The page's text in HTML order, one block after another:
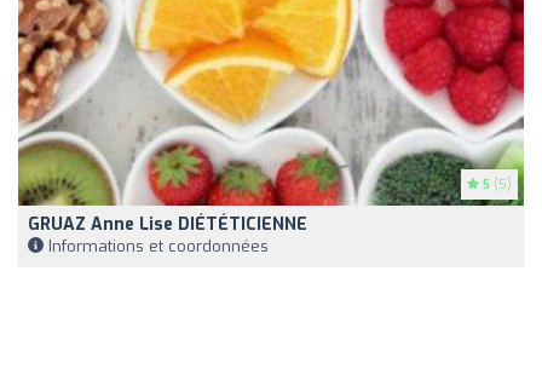
5 (5)
GRUAZ Anne Lise DIÉTÉTICIENNE
Informations et coordonnées